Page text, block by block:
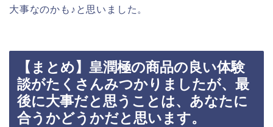
大事なのかも♪と思いました。
【まとめ】皇潤極の商品の良い体験
談がたくさんみつかりましたが、最
後に大事だと思うことは、あなたに
合うかどうかだと思います。